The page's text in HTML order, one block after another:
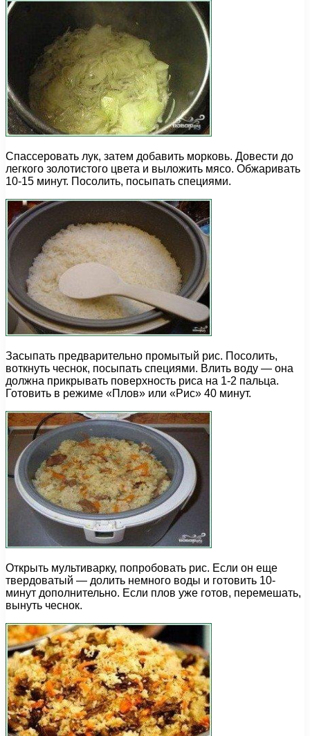
Спассеровать лук, затем добавить морковь. Довести до
легкого золотистого цвета и выложить мясо. Обжаривать
10-15 минут. Посолить, посыпать специями.
Засыпать предварительно промытый рис. Посолить,
воткнуть чеснок, посыпать специями. Влить воду — она
должна прикрывать поверхность риса на 1-2 пальца.
Готовить в режиме «Плов» или «Рис» 40 минут.
Открыть мультиварку, попробовать рис. Если он еще
твердоватый — долить немного воды и готовить 10-
минут дополнительно. Если плов уже готов, перемешать,
вынуть чеснок.